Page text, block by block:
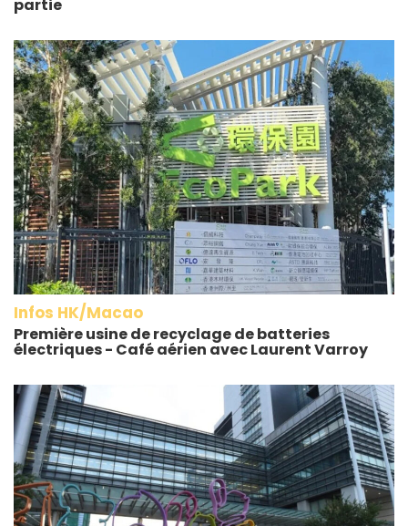
partie
Infos HK/Macao
Première usine de recyclage de batteries
électriques - Café aérien avec Laurent Varroy